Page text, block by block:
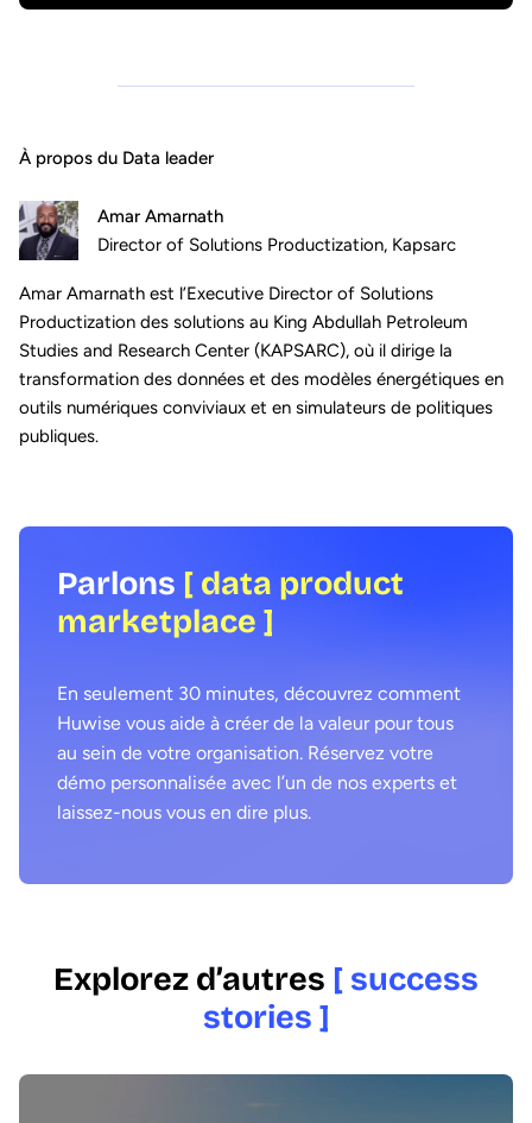
À propos du Data leader
Amar Amarnath
Director of Solutions Productization, Kapsarc
Amar Amarnath est l’Executive Director of Solutions
Productization des solutions au King Abdullah Petroleum
Studies and Research Center (KAPSARC), où il dirige la
transformation des données et des modèles énergétiques en
outils numériques conviviaux et en simulateurs de politiques
publiques.
Parlons [ data product
marketplace ]
En seulement 30 minutes, découvrez comment
Huwise vous aide à créer de la valeur pour tous
au sein de votre organisation. Réservez votre
démo personnalisée avec l’un de nos experts et
laissez-nous vous en dire plus.
Explorez d’autres [ success
stories ]